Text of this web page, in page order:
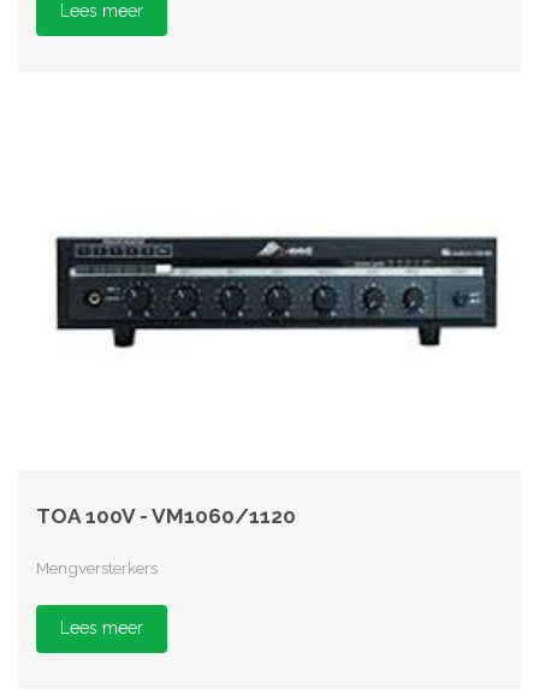
Lees meer
TOA 100V - VM1060/1120
Mengversterkers
Lees meer